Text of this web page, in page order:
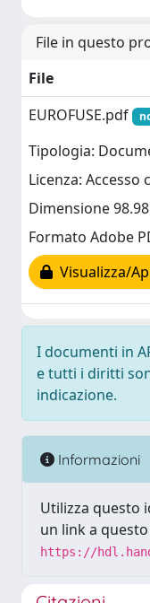
File in questo
File
EUROFUSE.pdf
Tipologia:
Licenza:
Dimensione
Formato Adobe
Visualizza/
I documenti in
e tutti i diritti
indicazione.
Informazioni
Utilizza questo
un link a
https://